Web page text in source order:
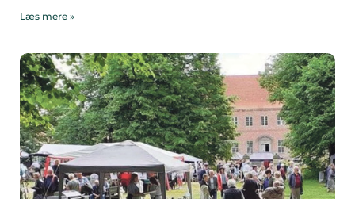
Læs mere »